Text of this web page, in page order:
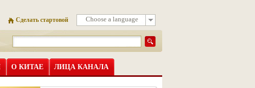
Choose a language
Сделать стартовой
О КИТАЕ ЛИЦА КАНАЛА